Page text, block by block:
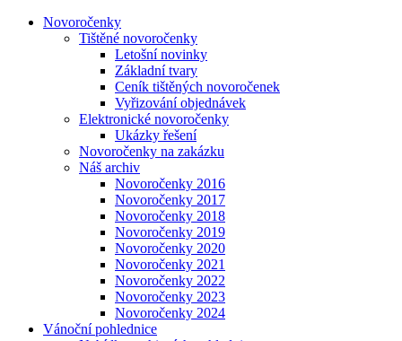
Novoročenky
Tištěné novoročenky
Letošní novinky
Základní tvary
Ceník tištěných novoročenek
Vyřizování objednávek
Elektronické novoročenky
Ukázky řešení
Novoročenky na zakázku
Náš archiv
Novoročenky 2016
Novoročenky 2017
Novoročenky 2018
Novoročenky 2019
Novoročenky 2020
Novoročenky 2021
Novoročenky 2022
Novoročenky 2023
Novoročenky 2024
Vánoční pohlednice